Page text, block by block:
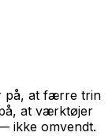
på, at færre trin
at værktøjer
ikke omvendt.